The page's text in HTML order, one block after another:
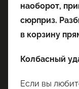
наоборот,
сюрприз.
в корзину
Колбасный
Если вы